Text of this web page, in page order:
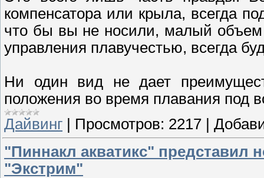
компенсатора или крыла, всегда
что бы вы не носили, малый объем
управления плавучестью, всегда
Ни один вид не дает
положения во время плавания под
Дайвинг | Просмотров: 2217 |
"Пиннакл акватикс"
"Экстрим"